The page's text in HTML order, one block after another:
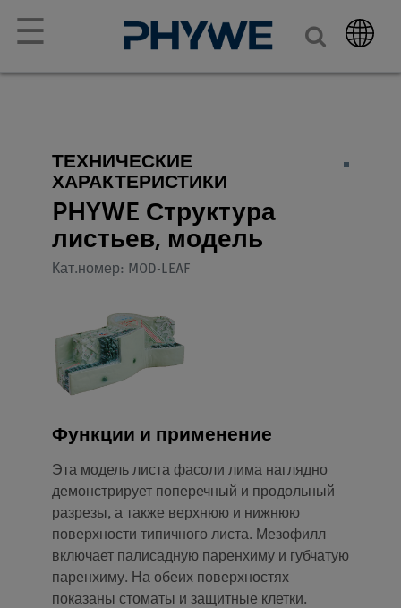
☰
ТЕХНИЧЕСКИЕ
ХАРАКТЕРИСТИКИ
PHYWE Структура
листьев, модель
Кат.номер: MOD-LEAF
Функции и применение
Эта модель листа фасоли лима наглядно
демонстрирует поперечный и продольный
разрезы, а также верхнюю и нижнюю
поверхности типичного листа. Мезофилл
включает палисадную паренхиму и губчатую
паренхиму. На обеих поверхностях
показаны стоматы и защитные клетки.